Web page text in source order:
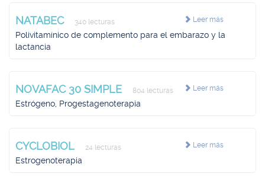
Leer más
NATABEC 340 lecturas
Polivitamínico de complemento para el embarazo y la
lactancia
Leer más
NOVAFAC 30 SIMPLE 804 lecturas
Estrógeno, Progestagenoterapia
Leer más
CYCLOBIOL 24 lecturas
Estrogenoterapia